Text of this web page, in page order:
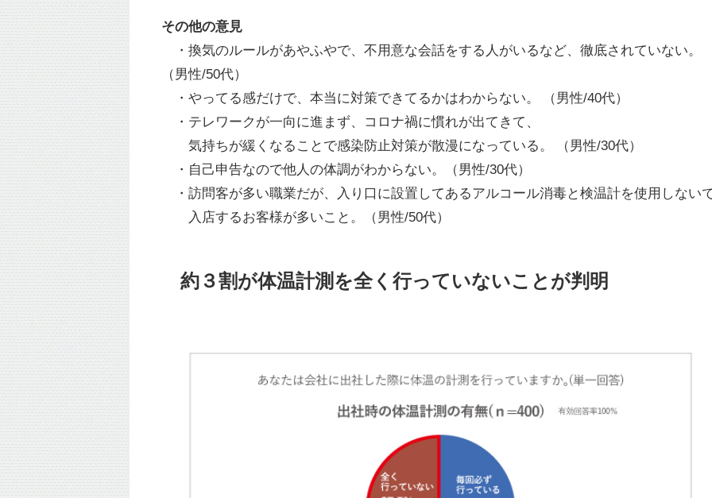
その他の意見
・換気のルールがあやふやで、不用意な会話をする人がいるなど、徹底されていない。
（男性/50代）
・やってる感だけで、本当に対策できてるかはわからない。 （男性/40代）
・テレワークが一向に進まず、コロナ禍に慣れが出てきて、
気持ちが緩くなることで感染防止対策が散漫になっている。 （男性/30代）
・自己申告なので他人の体調がわからない。（男性/30代）
・訪問客が多い職業だが、入り口に設置してあるアルコール消毒と検温計を使用しない
入店するお客様が多いこと。（男性/50代）
約３割が体温計測を全く行っていないことが判明